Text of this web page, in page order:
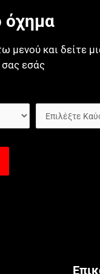
όχημα
μενού και δείτε
εσάς